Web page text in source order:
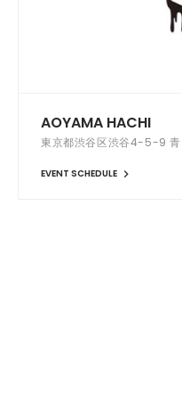
AOYAMA HACHI
東京都渋谷区渋谷4-5-9 青
EVENT SCHEDULE